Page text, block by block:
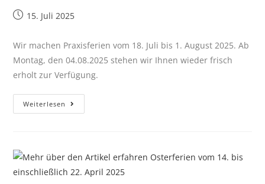
15. Juli 2025
Wir machen Praxisferien vom 18. Juli bis 1. August 2025. Ab
Montag, den 04.08.2025 stehen wir Ihnen wieder frisch
erholt zur Verfügung.
Weiterlesen